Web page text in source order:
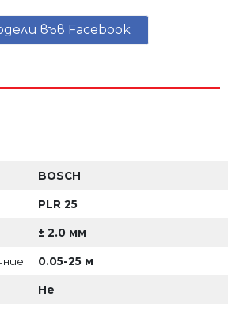
във Facebook
BOSCH
PLR 25
± 2.0 мм
0.05-25 м
Не